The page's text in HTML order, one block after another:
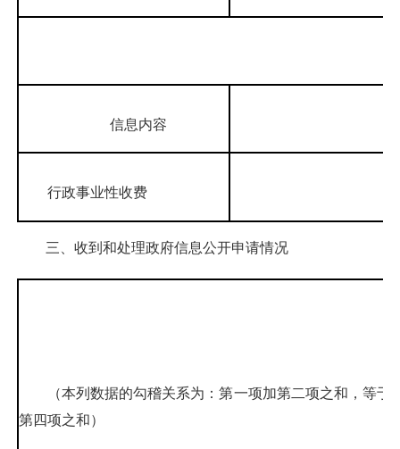
信息内容
行政事业性收费
三、收到和处理政府信息公开申请情况
（本列数据的勾稽关系为：第一项加第二项之和，等于
第四项之和）